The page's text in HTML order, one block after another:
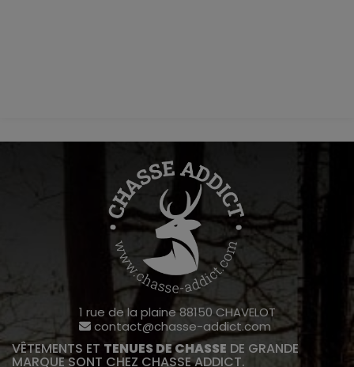
1 rue de la plaine 88150 CHAVELOT
contact@chasse-addict.com
VÊTEMENTS ET TENUES DE CHASSE DE GRANDE
MARQUE SONT CHEZ CHASSE ADDICT.